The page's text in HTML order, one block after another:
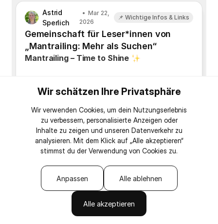
Astrid
Sperlich
Mar 22,
2026
📌 Wichtige Infos & Links
Gemeinschaft für Leser*innen von
„Mantrailing: Mehr als Suchen“
Mantrailing – Time to Shine
Ein Raum für Dich, wenn Du die Inhalte weiter
vertiefen und Dich in einem ruhigen Rahmen
verbunden fühlen möchtest.
Hier geht es um Orientierung und allgemeine
Rückfragen zum Buch und zur Einordnung der
Inhalte –jedoch nicht um individuelle
Trainingsberatung.
Was Du hier findest
Wir schätzen Ihre Privatsphäre
Wir verwenden Cookies, um dein Nutzungserlebnis
zu verbessern, personalisierte Anzeigen oder
Inhalte zu zeigen und unseren Datenverkehr zu
analysieren. Mit dem Klick auf „Alle akzeptieren“
stimmst du der Verwendung von Cookies zu.
Anpassen Alle ablehnen
Alle akzeptieren